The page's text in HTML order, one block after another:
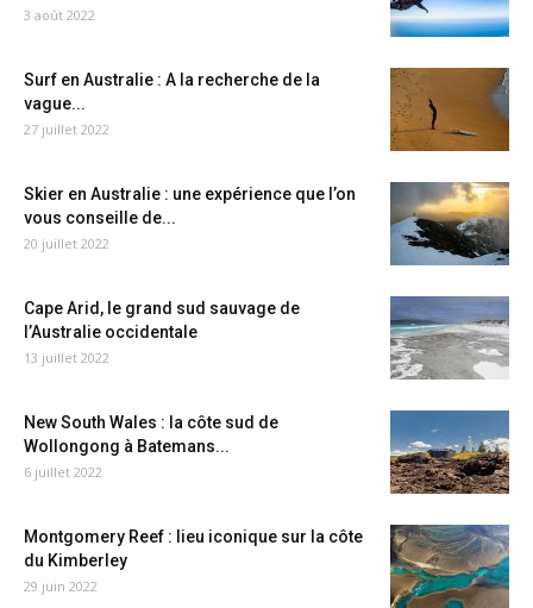
3 août 2022
Surf en Australie : A la recherche de la
vague...
27 juillet 2022
Skier en Australie : une expérience que l’on
vous conseille de...
20 juillet 2022
Cape Arid, le grand sud sauvage de
l’Australie occidentale
13 juillet 2022
New South Wales : la côte sud de
Wollongong à Batemans...
6 juillet 2022
Montgomery Reef : lieu iconique sur la côte
du Kimberley
29 juin 2022